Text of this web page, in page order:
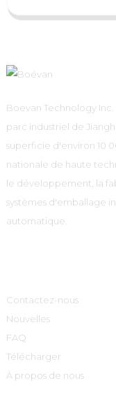
Boevan Technology
parc industriel de
superficie d'environ 10
nationale de haute
le développement, la
systèmes d'emballage
automatique.
Contactez-nous
Nouvelles
FAQ
Télécharger
À propos de nous